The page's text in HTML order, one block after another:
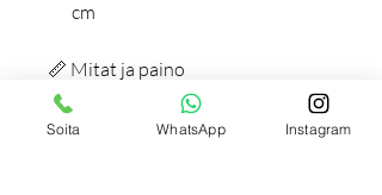
cm
📏 Mitat ja paino
Kokonaismitat:203 × 183 ×
145 mm (L × W × H)
Soita WhatsApp Instagram